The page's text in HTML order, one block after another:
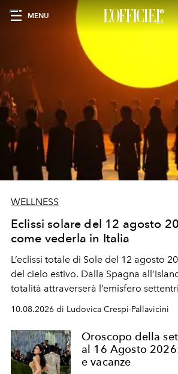
MENU
WELLNESS
Eclissi solare del 12 agosto
come vederla in Italia
L’eclissi totale di Sole del 12 agosto
del cielo estivo. Dalla Spagna
totalità attraverserà l’emisfero
Italia il fenomeno sarà parziale ma
spettacolare al Nord. Orari, città
osservare l’eclissi.
10.08.2026 di Ludovica Crespi-Pallavicini
Oroscopo della
al 16 Agosto
e vacanze